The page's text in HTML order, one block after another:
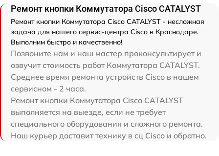
Ремонт кнопки Коммутатора Cisco CATALYST
Ремонт кнопки Коммутатора Cisco CATALYST - несложная
задача для нашего сервис-центра Cisco в Краснодаре.
Выполним быстро и качественно!
Позвоните нам и наш мастер проконсультирует и
озвучит стоимость работ Коммутатора CATALYST.
Среднее время ремонта устройств Cisco в нашем
сервисном - 2 часа.
Ремонт кнопки Коммутатора Cisco CATALYST
выполняется на выезде, если не требует
специального оборудования и сложного ремонта.
Наш курьер доставит технику в сц Cisco и обратно.